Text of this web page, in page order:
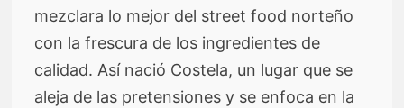
mezclara lo mejor del street food norteño
con la frescura de los ingredientes de
calidad. Así nació Costela, un lugar que se
aleja de las pretensiones y se enfoca en la